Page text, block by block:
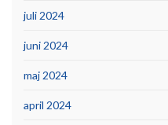
juli 2024
juni 2024
maj 2024
april 2024